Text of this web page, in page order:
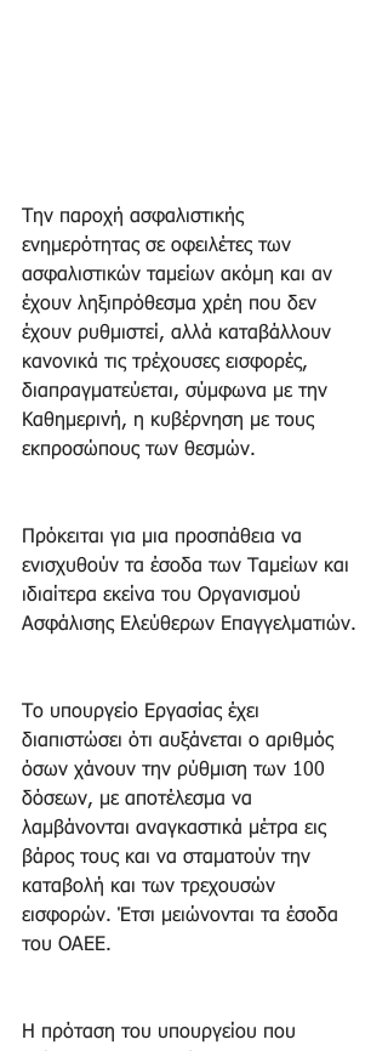
Την παροχή ασφαλιστικής
ενημερότητας σε οφειλέτες των
ασφαλιστικών ταμείων ακόμη και αν
έχουν ληξιπρόθεσμα χρέη που δεν
έχουν ρυθμιστεί, αλλά καταβάλλουν
κανονικά τις τρέχουσες εισφορές,
διαπραγματεύεται, σύμφωνα με την
Καθημερινή, η κυβέρνηση με τους
εκπροσώπους των θεσμών.
Πρόκειται για μια προσπάθεια να
ενισχυθούν τα έσοδα των Ταμείων και
ιδιαίτερα εκείνα του Οργανισμού
Ασφάλισης Ελεύθερων Επαγγελματιών.
Το υπουργείο Εργασίας έχει
διαπιστώσει ότι αυξάνεται ο αριθμός
όσων χάνουν την ρύθμιση των 100
δόσεων, με αποτέλεσμα να
λαμβάνονται αναγκαστικά μέτρα εις
βάρος τους και να σταματούν την
καταβολή και των τρεχουσών
εισφορών. Έτσι μειώνονται τα έσοδα
του ΟΑΕΕ.
Η πρόταση του υπουργείου που